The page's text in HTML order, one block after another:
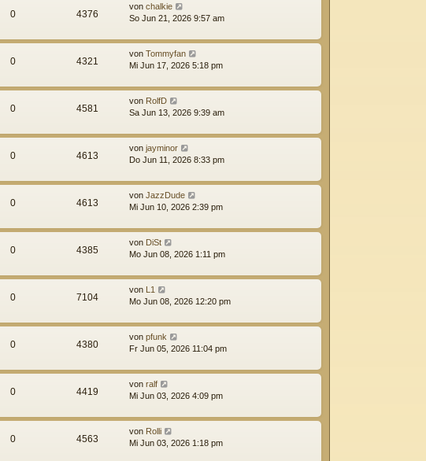
0 4376
von chalkie
So Jun 21, 2026 9:57 am
0 4321
von Tommyfan
Mi Jun 17, 2026 5:18 pm
0 4581
von RolfD
Sa Jun 13, 2026 9:39 am
0 4613
von jayminor
Do Jun 11, 2026 8:33 pm
0 4613
von JazzDude
Mi Jun 10, 2026 2:39 pm
0 4385
von DiSt
Mo Jun 08, 2026 1:11 pm
0 7104
von L1
Mo Jun 08, 2026 12:20 pm
0 4380
von pfunk
Fr Jun 05, 2026 11:04 pm
0 4419
von ralf
Mi Jun 03, 2026 4:09 pm
0 4563
von Rolli
Mi Jun 03, 2026 1:18 pm